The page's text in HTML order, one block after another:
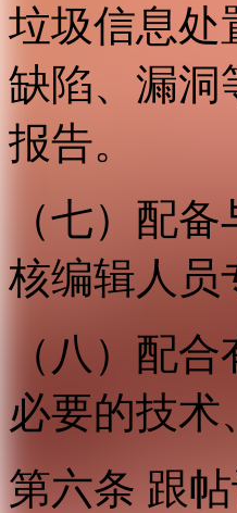
垃圾信息处
缺陷、漏洞
报告。
（七）配
核编辑人员
（八）配
必要的技术
第六条 跟